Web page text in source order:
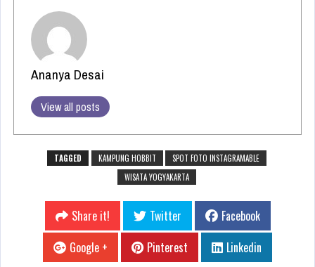
Ananya Desai
View all posts
TAGGED KAMPUNG HOBBIT
SPOT FOTO INSTAGRAMABLE
WISATA YOGYAKARTA
Share it! Twitter
Facebook
Google +
Pinterest Linkedin